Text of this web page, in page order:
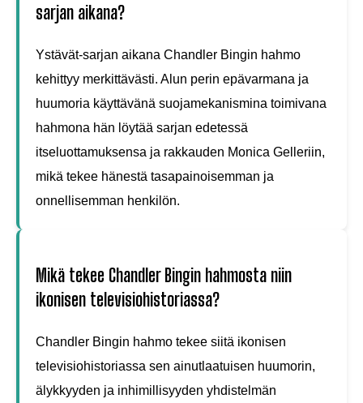
sarjan aikana?
Ystävät-sarjan aikana Chandler Bingin hahmo
kehittyy merkittävästi. Alun perin epävarmana ja
huumoria käyttävänä suojamekanismina toimivana
hahmona hän löytää sarjan edetessä
itseluottamuksensa ja rakkauden Monica Gelleriin,
mikä tekee hänestä tasapainoisemman ja
onnellisemman henkilön.
Mikä tekee Chandler Bingin hahmosta niin
ikonisen televisiohistoriassa?
Chandler Bingin hahmo tekee siitä ikonisen
televisiohistoriassa sen ainutlaatuisen huumorin,
älykkyyden ja inhimillisyyden yhdistelmän